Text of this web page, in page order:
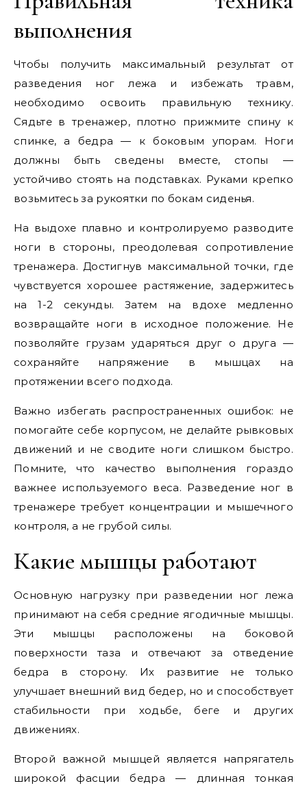
выполнения
Чтобы получить максимальный результат от
разведения ног лежа и избежать травм,
необходимо освоить правильную технику.
Сядьте в тренажер, плотно прижмите спину к
спинке, а бедра — к боковым упорам. Ноги
должны быть сведены вместе, стопы —
устойчиво стоять на подставках. Руками крепко
возьмитесь за рукоятки по бокам сиденья.
На выдохе плавно и контролируемо разводите
ноги в стороны, преодолевая сопротивление
тренажера. Достигнув максимальной точки, где
чувствуется хорошее растяжение, задержитесь
на 1-2 секунды. Затем на вдохе медленно
возвращайте ноги в исходное положение. Не
позволяйте грузам ударяться друг о друга —
сохраняйте напряжение в мышцах на
протяжении всего подхода.
Важно избегать распространенных ошибок: не
помогайте себе корпусом, не делайте рывковых
движений и не сводите ноги слишком быстро.
Помните, что качество выполнения гораздо
важнее используемого веса. Разведение ног в
тренажере требует концентрации и мышечного
контроля, а не грубой силы.
Какие мышцы работают
Основную нагрузку при разведении ног лежа
принимают на себя средние ягодичные мышцы.
Эти мышцы расположены на боковой
поверхности таза и отвечают за отведение
бедра в сторону. Их развитие не только
улучшает внешний вид бедер, но и способствует
стабильности при ходьбе, беге и других
движениях.
Второй важной мышцей является напрягатель
широкой фасции бедра — длинная тонкая